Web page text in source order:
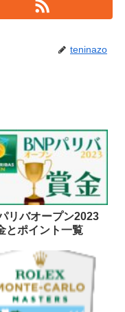
teninazo
リバオープン2023
とポイント一覧